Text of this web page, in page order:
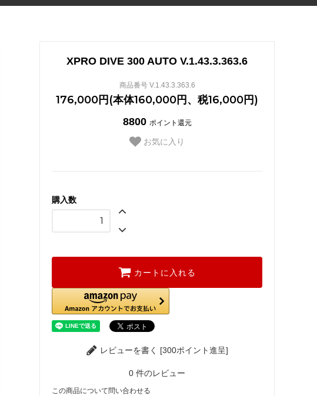
XPRO DIVE 300 AUTO V.1.43.3.363.6
商品番号 V.1.43.3.363.6
176,000円(本体160,000円、税16,000円)
8800 ポイント還元
お気に入り
購入数
カートに入れる
レビューを書く [300ポイント進呈]
0 件のレビュー
この商品について問い合わせる